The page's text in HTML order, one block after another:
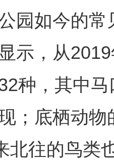
园如今的
，从2019
种，其中
；底栖动
北往的鸟类